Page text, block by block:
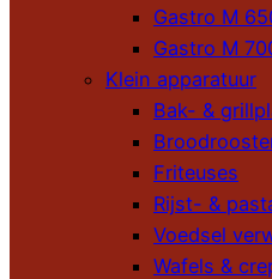
Gastro M
Gastro M
Klein apparatuur
Bak- &
Friteuses
Rijst- &
Voedsel
Wafels &